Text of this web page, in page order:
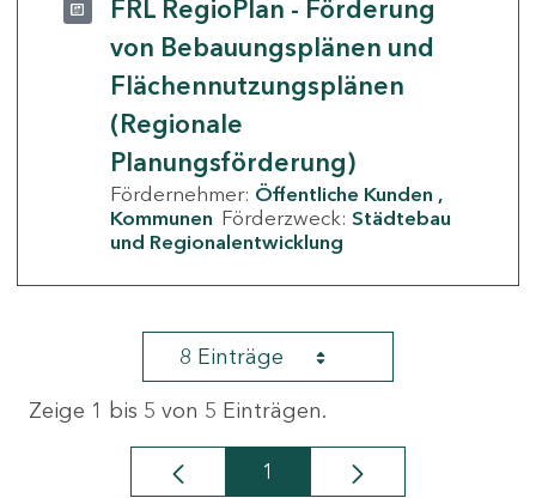
FRL RegioPlan - Förderung
von Bebauungsplänen und
Flächennutzungsplänen
(Regionale
Planungsförderung)
Fördernehmer: Öffentliche Kunden
Kommunen Förderzweck: Städtebau
und Regionalentwicklung
8 Einträge
Zeige 1 bis 5 von 5 Einträgen.
Seite
1